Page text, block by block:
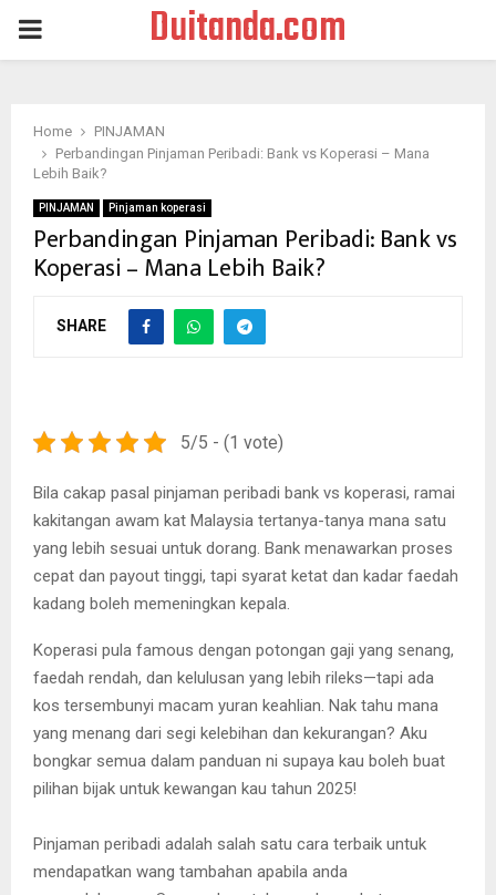
PRIMARY
Duitanda.com
Home
PINJAMAN
Perbandingan Pinjaman Peribadi: Bank vs Koperasi – Mana
Lebih Baik?
PINJAMAN Pinjaman koperasi
Perbandingan Pinjaman Peribadi: Bank vs
Koperasi – Mana Lebih Baik?
SHARE
5/5 - (1 vote)
Bila cakap pasal pinjaman peribadi bank vs koperasi, ramai
kakitangan awam kat Malaysia tertanya-tanya mana satu
yang lebih sesuai untuk dorang. Bank menawarkan proses
cepat dan payout tinggi, tapi syarat ketat dan kadar faedah
kadang boleh memeningkan kepala.
Koperasi pula famous dengan potongan gaji yang senang,
faedah rendah, dan kelulusan yang lebih rileks—tapi ada
kos tersembunyi macam yuran keahlian. Nak tahu mana
yang menang dari segi kelebihan dan kekurangan? Aku
bongkar semua dalam panduan ni supaya kau boleh buat
pilihan bijak untuk kewangan kau tahun 2025!
Pinjaman peribadi adalah salah satu cara terbaik untuk
mendapatkan wang tambahan apabila anda